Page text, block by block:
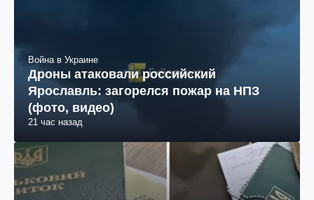
Война в Украине
Дроны атаковали российский
Ярославль: загорелся пожар на НПЗ
(фото, видео)
21 час назад